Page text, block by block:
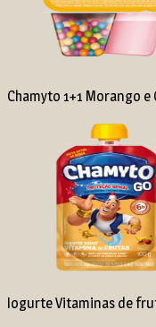
Chamyto 1+1 Morango
Iogurte Vitaminas de